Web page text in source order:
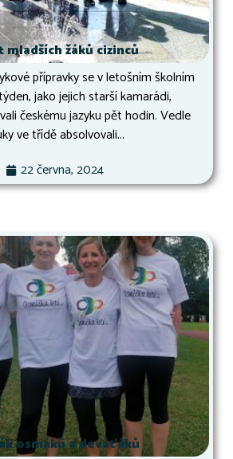
mladších žáků cizinců
přípravky se v letošním školním
jako jejich starší kamarádi,
českému jazyku pět hodin. Vedle
ve třídě absolvovali...
22 června, 2024
osmáků a deváťáků